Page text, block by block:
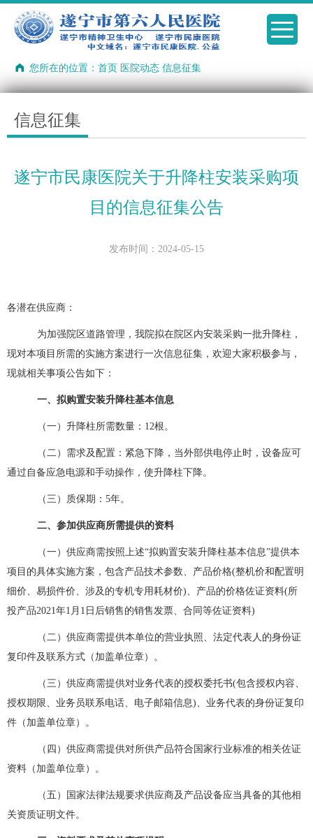
您所在的位置：首页 医院动态 信息征集
信息征集
遂宁市民康医院关于升降柱安装采购项
目的信息征集公告
发布时间：2024-05-15
各潜在供应商：
为加强院区道路管理，我院拟在院区内安装采购一批升降柱，
现对本项目所需的实施方案进行一次信息征集，欢迎大家积极参与，
现就相关事项公告如下：
一、 拟购置安装升降柱基本信息
（一）升降柱所需数量：12根。
（二）需求及配置：紧急下降，当外部供电停止时，设备应可
通过自备应急电源和手动操作，使升降柱下降。
（三）质保期：5年。
二、参加供应商所需提供的资料
（一）供应商需按照上述“拟购置安装升降柱基本信息”提供本
项目的具体实施方案，包含产品技术参数、产品价格(整机价和配置明
细价、易损件价、涉及的专机专用耗材价)、产品的价格佐证资料(所
投产品2021年1月1日后销售的销售发票、合同等佐证资料)
（二）供应商需提供本单位的营业执照、法定代表人的身份证
复印件及联系方式（加盖单位章）。
（三）供应商需提供对业务代表的授权委托书(包含授权内容、
授权期限、业务员联系电话、电子邮箱信息)、业务代表的身份证复印
件（加盖单位章）。
（四）供应商需提供对所供产品符合国家行业标准的相关佐证
资料（加盖单位章）。
（五）国家法律法规要求供应商及产品设备应当具备的其他相
关资质证明文件。